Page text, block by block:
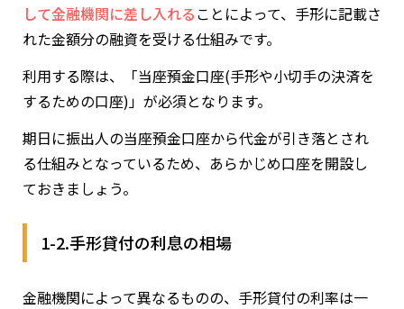
して金融機関に差し入れることによって、手形に記載さ
れた金額分の融資を受ける仕組みです。
利用する際は、「当座預金口座(手形や小切手の決済を
するための口座)」が必須となります。
期日に振出人の当座預金口座から代金が引き落とされ
る仕組みとなっているため、あらかじめ口座を開設し
ておきましょう。
1-2.手形貸付の利息の相場
金融機関によって異なるものの、手形貸付の利率は一